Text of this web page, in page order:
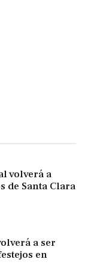
volverá a
de Santa Clara
a ser
en